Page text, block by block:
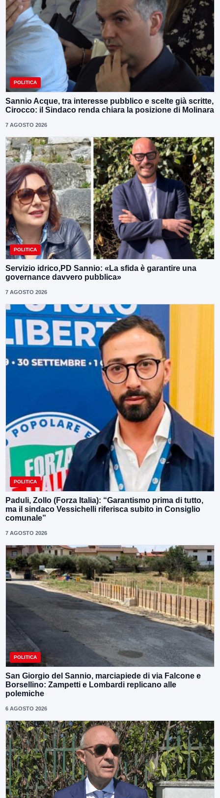
POLITICA
Sannio Acque, tra interesse pubblico e scelte già scritte,
Cirocco: il Sindaco renda chiara la posizione di Molinara
7 AGOSTO 2026
POLITICA
Servizio idrico,PD Sannio: «La sfida è garantire una
governance davvero pubblica»
7 AGOSTO 2026
POLITICA
Paduli, Zollo (Forza Italia): “Garantismo prima di tutto,
ma il sindaco Vessichelli riferisca subito in Consiglio
comunale”
7 AGOSTO 2026
POLITICA
San Giorgio del Sannio, marciapiede di via Falcone e
Borsellino: Zampetti e Lombardi replicano alle
polemiche
6 AGOSTO 2026